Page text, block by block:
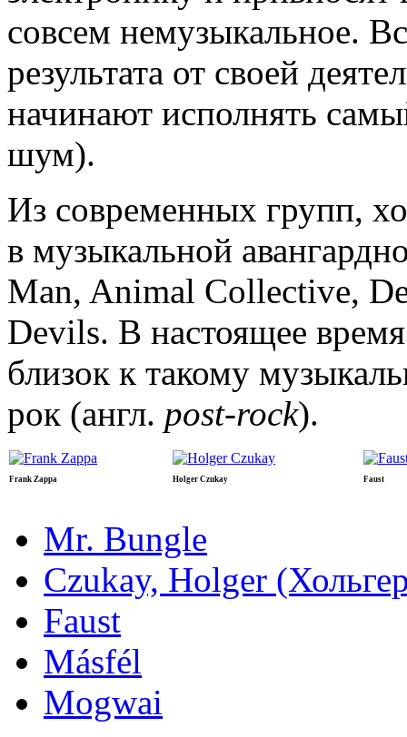
совсем немузыкальное.
результата от своей
начинают исполнять
шум).
Из современных групп,
в музыкальной
Man, Animal Collective,
Devils. В настоящее
близок к такому
рок (англ. post-rock).
Frank Zappa Holger Czukay Faust
Mr. Bungle
Czukay, Holger
Faust
Másfél
Mogwai